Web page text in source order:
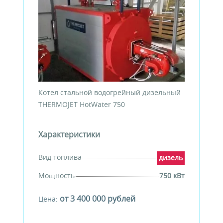
Котел стальной водогрейный дизельный
THERMOJET HotWater 750
Характеристики
Вид топлива
дизель
Мощность
750 кВт
Цена: от 3 400 000 рублей